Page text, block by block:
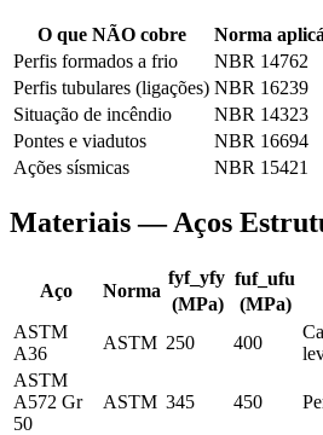
O que NÃO cobre
Norma
Perfis formados a frio
NBR 14762
Perfis tubulares (ligações) NBR 16239
Situação de incêndio
NBR 14323
Pontes e viadutos
NBR 16694
Ações sísmicas
NBR 15421
Materiais — Aços
Aço Norma
fyf_yfy
(MPa)
fuf_ufu
(MPa)
ASTM
A36
ASTM 250 400
ASTM
A572 Gr
50
ASTM 345 450